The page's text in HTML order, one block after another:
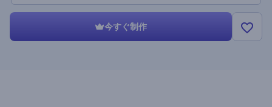
今すぐ制作